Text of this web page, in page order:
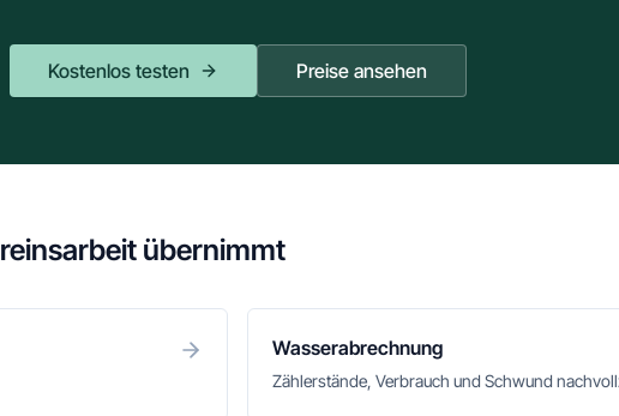
Kostenlos testen Preise ansehen
übernimmt
Wasserabrechnung
Zählerstände, Verbrauch und Schwund